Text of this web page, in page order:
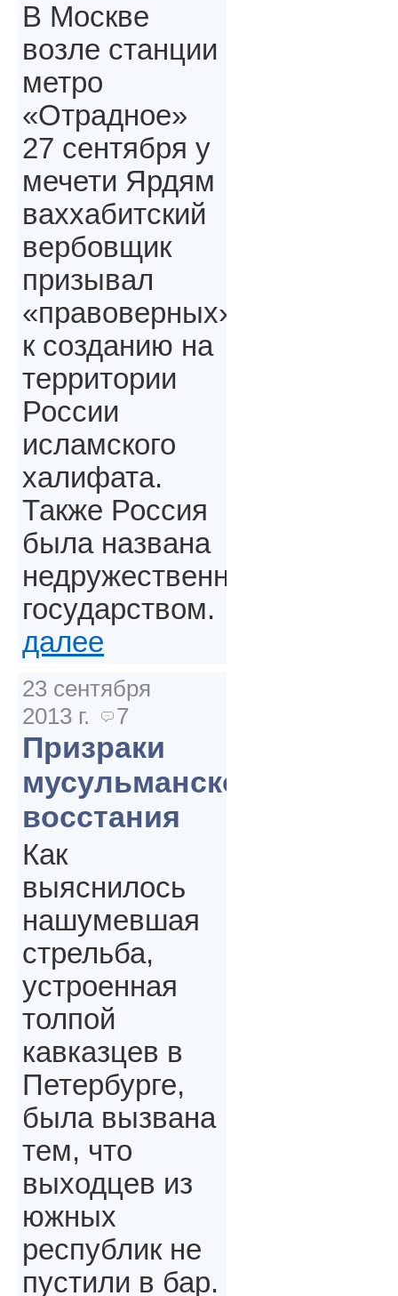
В Москве
возле станции
метро
«Отрадное»
27 сентября у
мечети Ярдям
ваххабитский
вербовщик
призывал
«правоверных»,
к созданию на
территории
России
исламского
халифата.
Также Россия
была названа
недружественным
государством.
далее
23 сентября
2013 г.
7
Призраки
мусульманского
восстания
Как
выяснилось
нашумевшая
стрельба,
устроенная
толпой
кавказцев в
Петербурге,
была вызвана
тем, что
выходцев из
южных
республик не
пустили в бар.